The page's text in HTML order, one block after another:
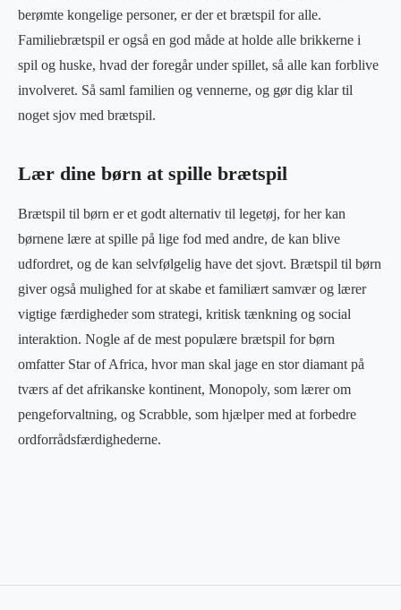
berømte kongelige personer, er der et brætspil for alle.
Familiebrætspil er også en god måde at holde alle brikkerne i
spil og huske, hvad der foregår under spillet, så alle kan forblive
involveret. Så saml familien og vennerne, og gør dig klar til
noget sjov med brætspil.
Lær dine børn at spille brætspil
Brætspil til børn er et godt alternativ til legetøj, for her kan
børnene lære at spille på lige fod med andre, de kan blive
udfordret, og de kan selvfølgelig have det sjovt. Brætspil til børn
giver også mulighed for at skabe et familiært samvær og lærer
vigtige færdigheder som strategi, kritisk tænkning og social
interaktion. Nogle af de mest populære brætspil for børn
omfatter Star of Africa, hvor man skal jage en stor diamant på
tværs af det afrikanske kontinent, Monopoly, som lærer om
pengeforvaltning, og Scrabble, som hjælper med at forbedre
ordforrådsfærdighederne.